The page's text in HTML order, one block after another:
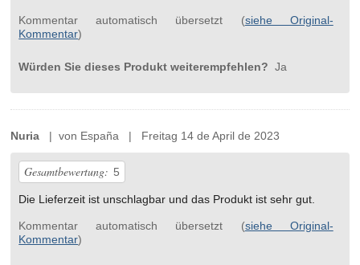
Kommentar automatisch übersetzt (siehe Original-
Kommentar)
Würden Sie dieses Produkt weiterempfehlen? Ja
Nuria | von España | Freitag 14 de April de 2023
Gesamtbewertung: 5
Die Lieferzeit ist unschlagbar und das Produkt ist sehr gut.
Kommentar automatisch übersetzt (siehe Original-
Kommentar)